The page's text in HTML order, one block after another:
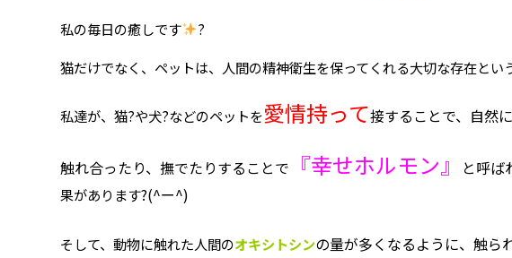
私の毎日の癒しです
?
猫だけでなく、ペットは、人間の精神衛生を保ってくれる大切な存在と
私達が、猫?や犬?などのペットを愛情持って接することで、自然
触れ合ったり、撫でたりすることで 『幸せホルモン』 と呼ば
果があります?(^ー^)
そして、動物に触れた人間のオキシトシンの量が多くなるように、触ら